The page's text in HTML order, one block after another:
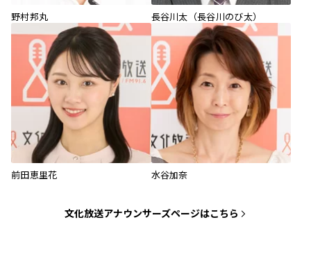
野村邦丸 長谷川太（長谷川のび太）
前田恵里花 水谷加奈
文化放送アナウンサーズページはこちら